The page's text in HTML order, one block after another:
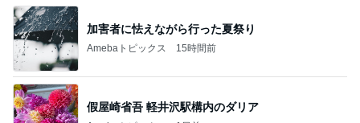
水やりの時に気付いた焦げた子